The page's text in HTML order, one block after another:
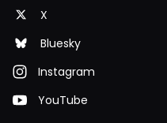
X
Bluesky
Instagram
YouTube